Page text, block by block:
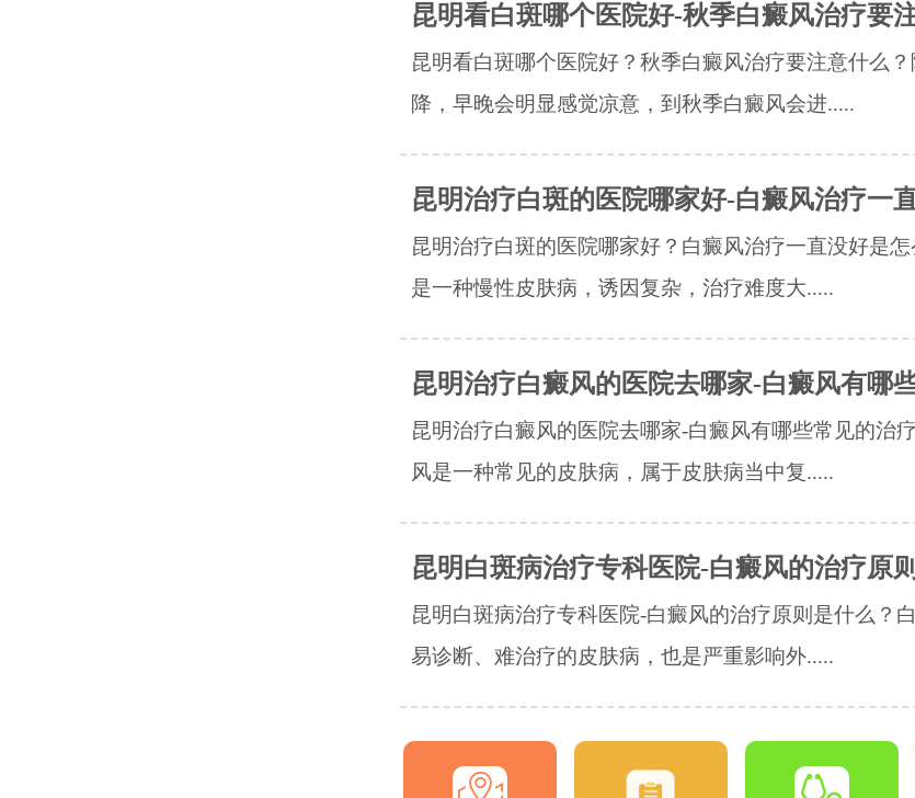
昆明看白斑哪个医院好-秋季白癜风治疗要
昆明看白斑哪个医院好？秋季白癜风治疗要注意什么
降，早晚会明显感觉凉意，到秋季白癜风会进.....
昆明治疗白斑的医院哪家好-白癜风治疗一
昆明治疗白斑的医院哪家好？白癜风治疗一直没好是
是一种慢性皮肤病，诱因复杂，治疗难度大.....
昆明治疗白癜风的医院去哪家-白癜风有哪
昆明治疗白癜风的医院去哪家-白癜风有哪些常见的治
风是一种常见的皮肤病，属于皮肤病当中复.....
昆明白斑病治疗专科医院-白癜风的治疗原
昆明白斑病治疗专科医院-白癜风的治疗原则是什么？
易诊断、难治疗的皮肤病，也是严重影响外.....